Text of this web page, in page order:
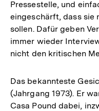
Pressestelle, und
eingeschärft, dass sie
sollen. Dafür geben
immer wieder
nicht den kritischen
Das bekannteste
(Jahrgang 1973). Er
Casa Pound dabei,